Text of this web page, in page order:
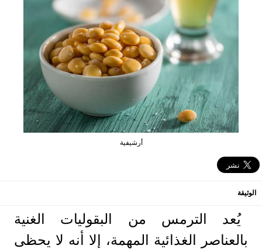
أرشيفية
الوثيقة
يُعد الترمس من البقوليات الغنية
بالعناصر الغذائية المهمة، إلا أنه لا يحظى